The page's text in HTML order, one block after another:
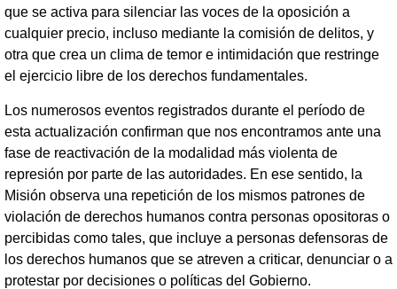
que se activa para silenciar las voces de la oposición a
cualquier precio, incluso mediante la comisión de delitos, y
otra que crea un clima de temor e intimidación que restringe
el ejercicio libre de los derechos fundamentales.
Los numerosos eventos registrados durante el período de
esta actualización confirman que nos encontramos ante una
fase de reactivación de la modalidad más violenta de
represión por parte de las autoridades. En ese sentido, la
Misión observa una repetición de los mismos patrones de
violación de derechos humanos contra personas opositoras o
percibidas como tales, que incluye a personas defensoras de
los derechos humanos que se atreven a criticar, denunciar o a
protestar por decisiones o políticas del Gobierno.